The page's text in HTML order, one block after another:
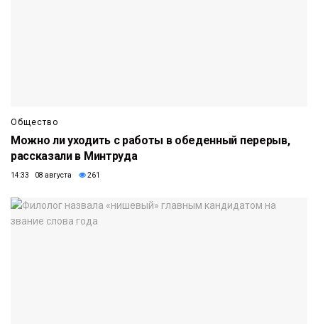
Общество
Можно ли уходить с работы в обеденный перерыв,
рассказали в Минтруда
14:33 08 августа 261